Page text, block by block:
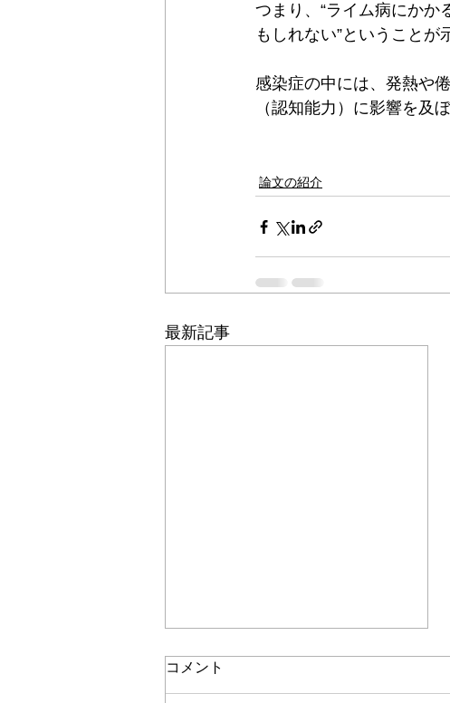
つまり、“ライム病にか
もしれない”ということが
感染症の中には、発熱や
（認知能力）に影響を及
論文の紹介
最新記事
コメント